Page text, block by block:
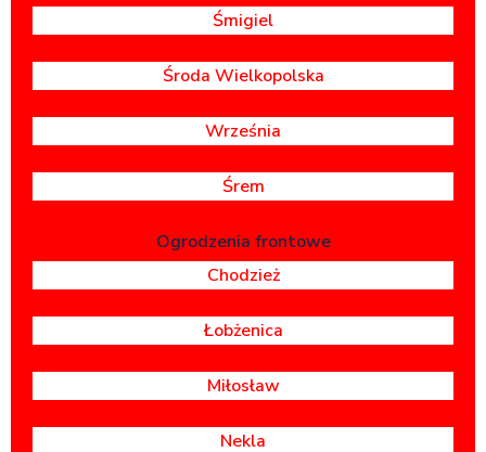
Śmigiel
Środa Wielkopolska
Września
Śrem
Ogrodzenia frontowe
Chodzież
Łobżenica
Miłosław
Nekla